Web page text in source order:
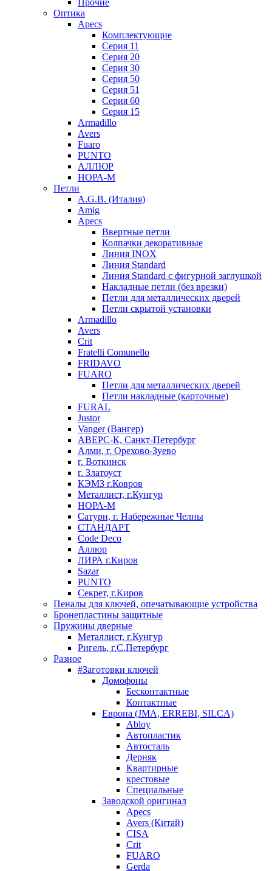
Прочие
Оптика
Apecs
Комплектующие
Серия 11
Серия 20
Серия 30
Серия 50
Серия 51
Серия 60
Серия 15
Armadillo
Avers
Fuaro
PUNTO
АЛЛЮР
НОРА-М
Петли
A.G.B. (Италия)
Amig
Apecs
Ввертные петли
Колпачки декоративные
Линия INOX
Линия Standard
Линия Standard с фигурной заглушкой
Накладные петли (без врезки)
Петли для металлических дверей
Петли скрытой установки
Armadillo
Avers
Crit
Fratelli Comunello
FRIDAVO
FUARO
Петли для металлических дверей
Петли накладные (карточные)
FURAL
Justor
Vanger (Вангер)
АВЕРС-К, Санкт-Петербург
Алми, г. Орехово-Зуево
г. Воткинск
г. Златоуст
КЭМЗ г.Ковров
Металлист, г.Кунгур
НОРА-М
Сатурн, г. Набережные Челны
СТАНДАРТ
Code Deco
Аллюр
ЛИРА г.Киров
Sazar
PUNTO
Секрет, г.Киров
Пеналы для ключей, опечатывающие устройства
Бронепластины защитные
Пружины дверные
Металлист, г.Кунгур
Ригель, г.С.Петербург
Разное
#Заготовки ключей
Домофоны
Бесконтактные
Контактные
Европа (JMA, ERREBI, SILCA)
Abloy
Автопластик
Автосталь
Дерняк
Квартирные
крестовые
Специальные
Заводской оригинал
Apecs
Avers (Китай)
CISA
Crit
FUARO
Gerda